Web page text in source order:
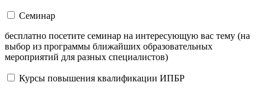
Семинар
бесплатно посетите семинар на интересующую вас тему (на
выбор из программы ближайших образовательных
мероприятий для разных специалистов)
Курсы повышения квалификации ИПБР